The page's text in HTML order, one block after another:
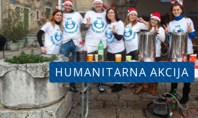
HUMANITARNA AKCIJA